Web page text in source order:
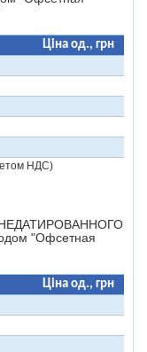
Ціна од., грн
НДС)
НЕДАТИРОВАННОГО
"Офсетная
Ціна од., грн